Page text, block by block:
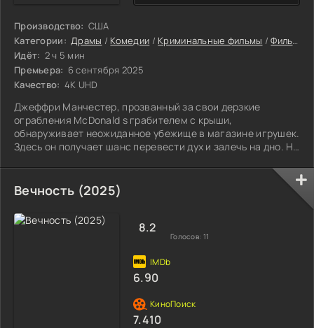
Производство: США
Категории: Драмы / Комедии / Криминальные фильмы /Фильмы
Идёт: 2 ч 5 мин
Премьера: 6 сентября 2025
Качество: 4K UHD
Джеффри Манчестер, прозванный за свои дерзкие
ограбления McDonald s грабителем с крыши,
обнаруживает неожиданное убежище в магазине игрушек.
Здесь он получает шанс перевести дух и залечь на дно. Но
образом, когда Джефф влюбляется в очаровательную
сотрудницу магазина.
Вечность (2025)
8.2
Голосов: 11
6.90
7.410